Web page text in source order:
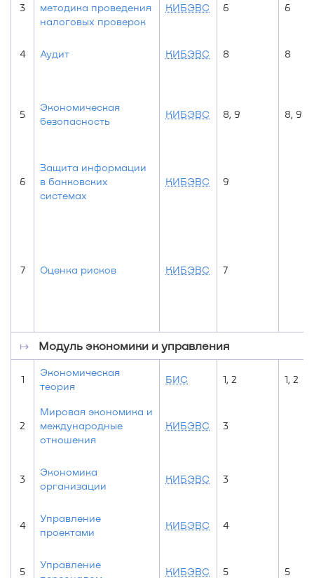
3
методика проведения
налоговых проверок
КИБЭВС 6 6
4 Аудит КИБЭВС 8 8
5
Экономическая
безопасность
КИБЭВС 8, 9 8, 9
6
Защита информации
в банковских
системах
КИБЭВС 9
7 Оценка рисков КИБЭВС 7
↦ Модуль экономики и управления
1
Экономическая
теория
БИС 1, 2 1, 2
2
Мировая экономика и
международные
отношения
КИБЭВС 3
3
Экономика
организации
КИБЭВС 3
4
Управление
проектами
КИБЭВС 4
5
Управление
КИБЭВС 5 5